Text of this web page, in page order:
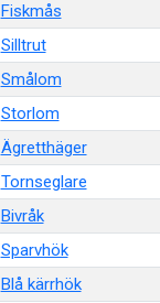
Fiskmås
Silltrut
Smålom
Storlom
Ägretthäger
Tornseglare
Bivråk
Sparvhök
Blå kärrhök